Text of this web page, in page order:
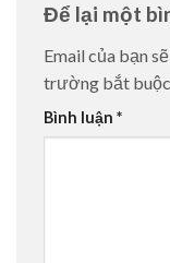
Để lại một
Email của bạn
trường bắt
Bình luận *